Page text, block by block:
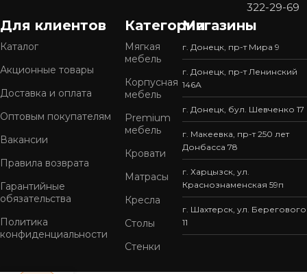
322-29-69
Для клиентов
Каталог
Акционные товары
Доставка и оплата
Оптовым покупателям
Вакансии
Правила возврата
Гарантийные
обязательства
Политика
конфиденциальности
Категории
Мягкая
мебель
Корпусная
мебель
Premium
мебель
Кровати
Матрасы
Кресла
Столы
Стенки
Магазины
г. Донецк, пр-т Мира 9
г. Донецк, пр-т Ленинский
146А
г. Донецк, бул. Шевченко 17
г. Макеевка, пр-т 250 лет
Донбасса 78
г. Харцызск, ул.
Краснознаменская 59п
г. Шахтерск, ул. Берегового
11